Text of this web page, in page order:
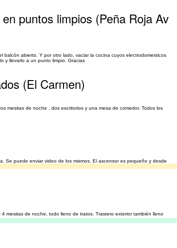
puntos limpios (Peña Roja Av
abierto. Y por otro lado, vaciar la cocina cuyos electrodomesticos
y llevarlo a un punto limpio. Gracias
(El Carmen)
mesitas de noche , dos escritorios y una mesa de comedor. Todos los
Se puede enviar video de los mismos. El ascensor es pequeño y desde
mesitas de noche, todo lleno de tratos. Trastero exterior también lleno